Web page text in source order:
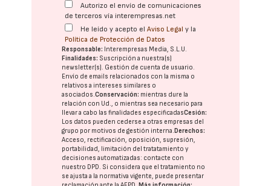
Autorizo el envío de comunicaciones
de terceros vía interempresas.net
He leído y acepto elAviso Legal y la
Política de Protección de Datos
Responsable: Interempresas Media, S.L.U.
Finalidades: Suscripción a nuestra(s)
newsletter(s). Gestión de cuenta de usuario.
Envío de emails relacionados con la misma o
relativos a intereses similares o
asociados.Conservación: mientras dure la
relación con Ud., o mientras sea necesario para
llevar a cabo las finalidades especificadasCesión:
Los datos pueden cederse a otras empresas del
grupo por motivos de gestión interna.Derechos:
Acceso, rectificación, oposición, supresión,
portabilidad, limitación del tratatamiento y
decisiones automatizadas: contacte con
nuestro DPD . Si considera que el tratamiento no
se ajusta a la normativa vigente, puede presentar